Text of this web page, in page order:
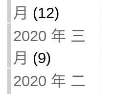
月 (12)
2020 年 三
月 (9)
2020 年 二